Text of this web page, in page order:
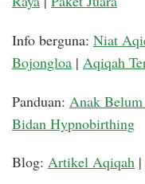
Info berguna: Niat
Bojongloa | Aqiqah
Panduan: Anak
Bidan Hypnobirthing
Blog: Artikel Aqiqah |